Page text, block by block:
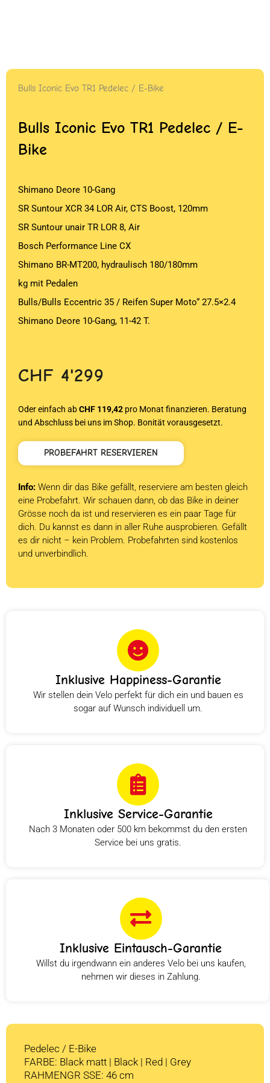
Bulls Iconic Evo TR1 Pedelec / E-Bike
Bulls Iconic Evo TR1 Pedelec / E-
Bike
Shimano Deore 10-Gang
SR Suntour XCR 34 LOR Air, CTS Boost, 120mm
SR Suntour unair TR LOR 8, Air
Bosch Performance Line CX
Shimano BR-MT200, hydraulisch 180/180mm
kg mit Pedalen
Bulls/Bulls Eccentric 35 / Reifen Super Moto“ 27.5×2.4
Shimano Deore 10-Gang, 11-42 T.
CHF 4'299
Oder einfach abCHF 119,42 pro Monat finanzieren. Beratung
und Abschluss bei uns im Shop. Bonität vorausgesetzt.
PROBEFAHRT RESERVIEREN
Info: Wenn dir das Bike gefällt, reserviere am besten gleich
eine Probefahrt. Wir schauen dann, ob das Bike in deiner
Grösse noch da ist und reservieren es ein paar Tage für
dich. Du kannst es dann in aller Ruhe ausprobieren. Gefällt
es dir nicht – kein Problem. Probefahrten sind kostenlos
und unverbindlich.
Inklusive Happiness-Garantie
Wir stellen dein Velo perfekt für dich ein und bauen es
sogar auf Wunsch individuell um.
Inklusive Service-Garantie
Nach 3 Monaten oder 500 km bekommst du den ersten
Service bei uns gratis.
Inklusive Eintausch-Garantie
Willst du irgendwann ein anderes Velo bei uns kaufen,
nehmen wir dieses in Zahlung.
Pedelec / E-Bike
FARBE: Black matt | Black | Red | Grey
RAHMENGR SSE: 46 cm